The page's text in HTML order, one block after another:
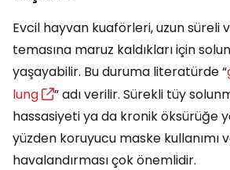
Evcil hayvan kuaförleri, uzun süreli
temasına maruz kaldıkları için
yaşayabilir. Bu duruma literatürde “
lung
” adı verilir. Sürekli tüy
hassasiyeti ya da kronik öksürüğe
yüzden koruyucu maske kullanımı
havalandırması çok önemlidir.